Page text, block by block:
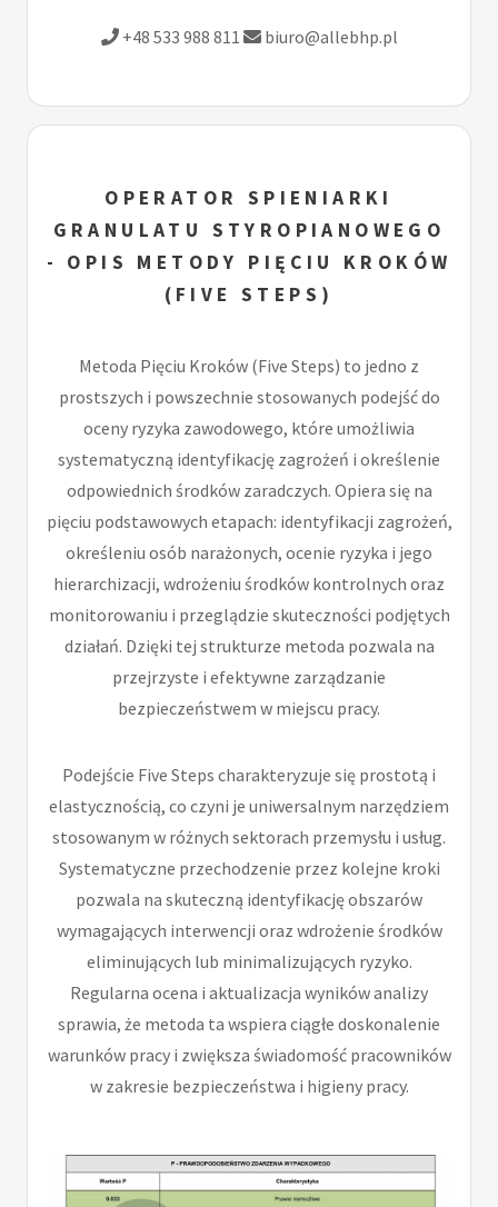
+48 533 988 811 biuro@allebhp.pl
OPERATOR SPIENIARKI
GRANULATU STYROPIANOWEGO
- OPIS METODY PIĘCIU KROKÓW
(FIVE STEPS)
Metoda Pięciu Kroków (Five Steps) to jedno z
prostszych i powszechnie stosowanych podejść do
oceny ryzyka zawodowego, które umożliwia
systematyczną identyfikację zagrożeń i określenie
odpowiednich środków zaradczych. Opiera się na
pięciu podstawowych etapach: identyfikacji zagrożeń,
określeniu osób narażonych, ocenie ryzyka i jego
hierarchizacji, wdrożeniu środków kontrolnych oraz
monitorowaniu i przeglądzie skuteczności podjętych
działań. Dzięki tej strukturze metoda pozwala na
przejrzyste i efektywne zarządzanie
bezpieczeństwem w miejscu pracy.
Podejście Five Steps charakteryzuje się prostotą i
elastycznością, co czyni je uniwersalnym narzędziem
stosowanym w różnych sektorach przemysłu i usług.
Systematyczne przechodzenie przez kolejne kroki
pozwala na skuteczną identyfikację obszarów
wymagających interwencji oraz wdrożenie środków
eliminujących lub minimalizujących ryzyko.
Regularna ocena i aktualizacja wyników analizy
sprawia, że metoda ta wspiera ciągłe doskonalenie
warunków pracy i zwiększa świadomość pracowników
w zakresie bezpieczeństwa i higieny pracy.